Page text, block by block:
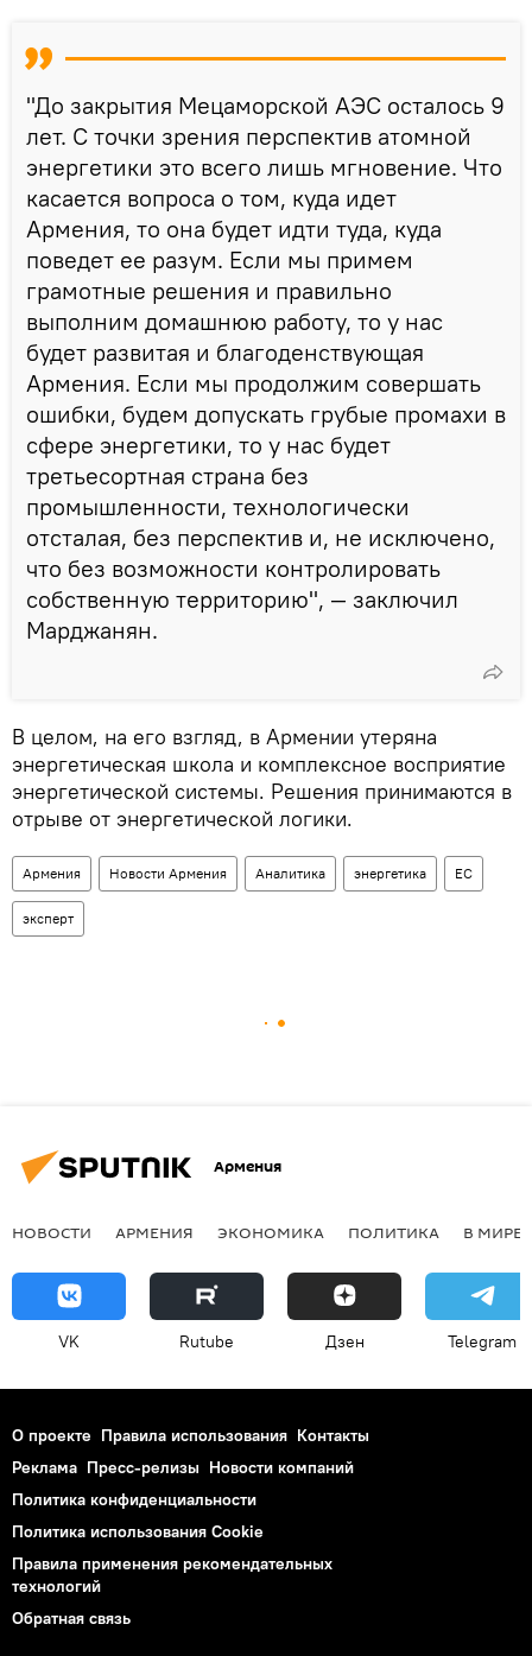
"До закрытия Мецаморской АЭС осталось 9
лет. С точки зрения перспектив атомной
энергетики это всего лишь мгновение. Что
касается вопроса о том, куда идет
Армения, то она будет идти туда, куда
поведет ее разум. Если мы примем
грамотные решения и правильно
выполним домашнюю работу, то у нас
будет развитая и благоденствующая
Армения. Если мы продолжим совершать
ошибки, будем допускать грубые промахи в
сфере энергетики, то у нас будет
третьесортная страна без
промышленности, технологически
отсталая, без перспектив и, не исключено,
что без возможности контролировать
собственную территорию", — заключил
Марджанян.
В целом, на его взгляд, в Армении утеряна
энергетическая школа и комплексное восприятие
энергетической системы. Решения принимаются в
отрыве от энергетической логики.
Армения Новости Армения Аналитика энергетика ЕС
эксперт
Армения
НОВОСТИ АРМЕНИЯ ЭКОНОМИКА ПОЛИТИКА В МИРЕ
VK Rutube Дзен Telegram
О проекте Правила использования Контакты
Реклама Пресс-релизы Новости компаний
Политика конфиденциальности
Политика использования Cookie
Правила применения рекомендательных
технологий
Обратная связь